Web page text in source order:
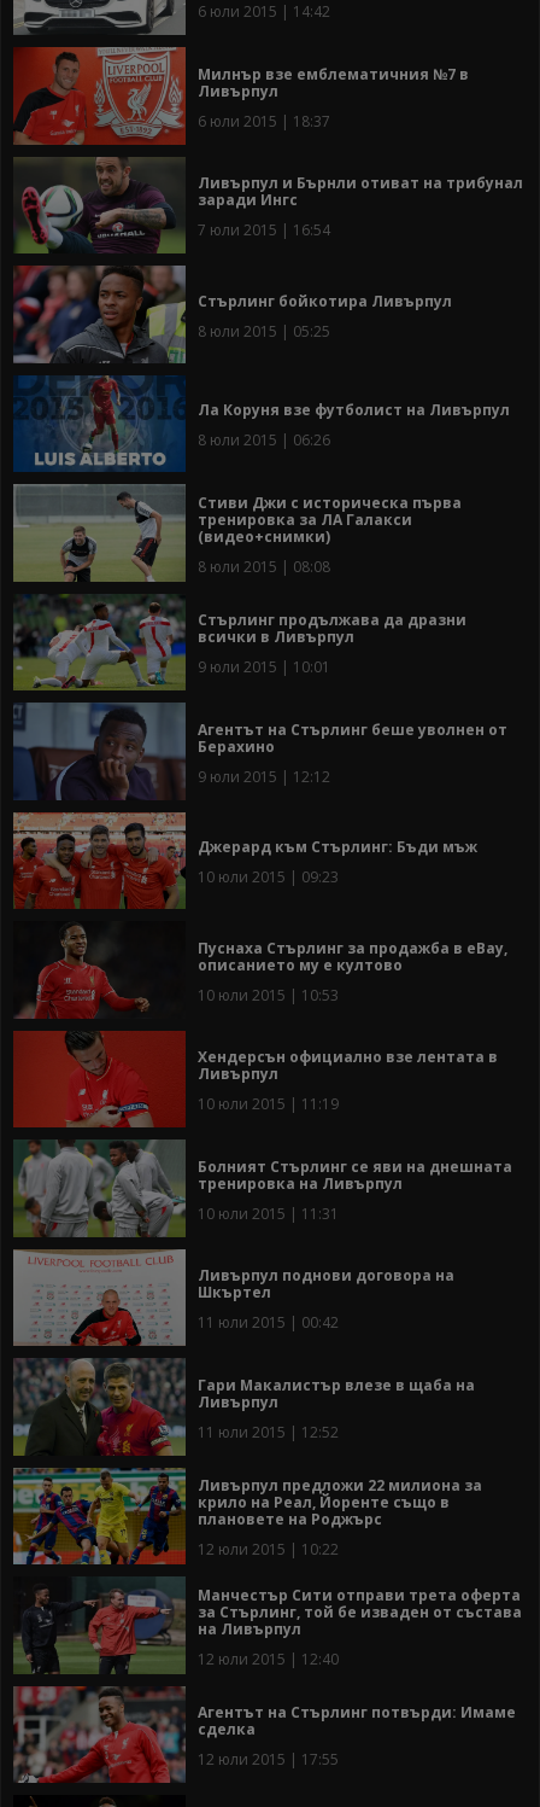
6 юли 2015 | 14:42
Милнър взе емблематичния №7 в
Ливърпул
6 юли 2015 | 18:37
Ливърпул и Бърнли отиват на трибунал
заради Ингс
7 юли 2015 | 16:54
Стърлинг бойкотира Ливърпул
8 юли 2015 | 05:25
Ла Коруня взе футболист на Ливърпул
8 юли 2015 | 06:26
Стиви Джи с историческа първа
тренировка за ЛА Галакси
(видео+снимки)
8 юли 2015 | 08:08
Стърлинг продължава да дразни
всички в Ливърпул
9 юли 2015 | 10:01
Агентът на Стърлинг беше уволнен от
Берахино
9 юли 2015 | 12:12
Джерард към Стърлинг: Бъди мъж
10 юли 2015 | 09:23
Пуснаха Стърлинг за продажба в eBay,
описанието му е култово
10 юли 2015 | 10:53
Хендерсън официално взе лентата в
Ливърпул
10 юли 2015 | 11:19
Болният Стърлинг се яви на днешната
тренировка на Ливърпул
10 юли 2015 | 11:31
Ливърпул поднови договора на
Шкъртел
11 юли 2015 | 00:42
Гари Макалистър влезе в щаба на
Ливърпул
11 юли 2015 | 12:52
Ливърпул предложи 22 милиона за
крило на Реал, Йоренте също в
плановете на Роджърс
12 юли 2015 | 10:22
Манчестър Сити отправи трета оферта
за Стърлинг, той бе изваден от състава
на Ливърпул
12 юли 2015 | 12:40
Агентът на Стърлинг потвърди: Имаме
сделка
12 юли 2015 | 17:55